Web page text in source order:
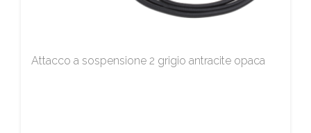
Attacco a sospensione 2 grigio antracite opaca